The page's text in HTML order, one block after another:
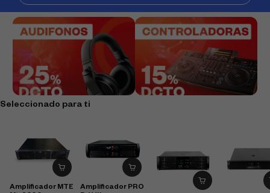
Seleccionado para ti
Amplificador MTE
Amplificador PRO